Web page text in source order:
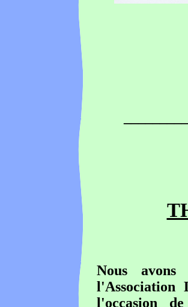
Nous
l'Association
l'occasion